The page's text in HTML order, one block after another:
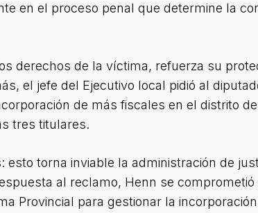
en el proceso penal que determine la
derechos de la víctima, refuerza su
el jefe del Ejecutivo local pidió al
de más fiscales en el distrito
tres titulares.
torna inviable la administración de
al reclamo, Henn se comprometió
Provincial para gestionar la